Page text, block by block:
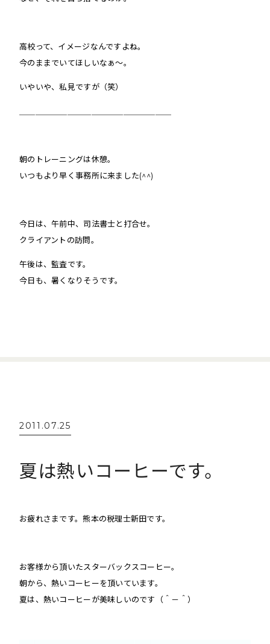
高校って、イメージなんですよね。
今のままでいてほしいなぁ〜。
いやいや、私見ですが（笑）
朝のトレーニングは休憩。
いつもより早く事務所に来ました(^^)
今日は、午前中、司法書士と打合せ。
クライアントの訪問。
午後は、監査です。
今日も、暑くなりそうです。
2011.07.25
夏は熱いコーヒーです。
お疲れさまです。熊本の税理士新田です。
お客様から頂いたスターバックスコーヒー。
朝から、熱いコーヒーを頂いています。
夏は、熱いコーヒーが美味しいのです（＾－＾）